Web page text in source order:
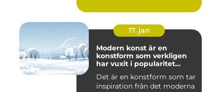
17. jan
Modern konst är en
konstform som verkligen
har vuxit i popularitet
decennierna
Det är en konstform som tar
inspiration från det moderna